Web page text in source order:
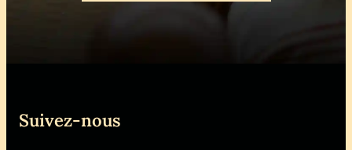
Suivez-nous